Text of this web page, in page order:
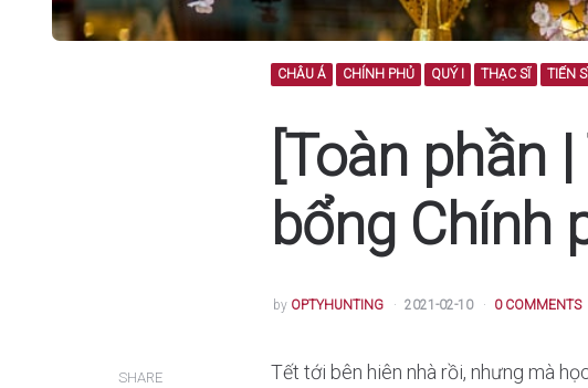
CHÂU Á CHÍNH PHỦ QUÝ I THẠC SĨ TIẾN SĨ
[Toàn phần
bổng Chính
POSTED
by OPTYHUNTING 2021-02-10 0 COMMENTS
SHARE
Tết tới bên hiên nhà rồi, nhưng mà